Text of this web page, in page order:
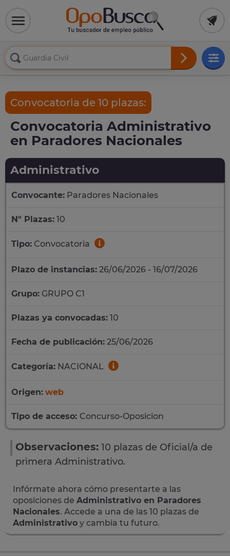
Convocatoria de 10 plazas:
Convocatoria Administrativo
en Paradores Nacionales
Administrativo
Convocante: Paradores Nacionales
Nº Plazas: 10
Tipo: Convocatoria
Plazo de instancias: 26/06/2026 - 16/07/2026
Grupo: GRUPO C1
Plazas ya convocadas: 10
Fecha de publicación: 25/06/2026
Categoría: NACIONAL
Origen: web
Tipo de acceso: Concurso-Oposicion
Observaciones: 10 plazas de Oficial/a de
primera Administrativo.
Infórmate ahora cómo presentarte a las
oposiciones de Administrativo en Paradores
Nacionales. Accede a una de las 10 plazas de
Administrativo y cambia tu futuro.